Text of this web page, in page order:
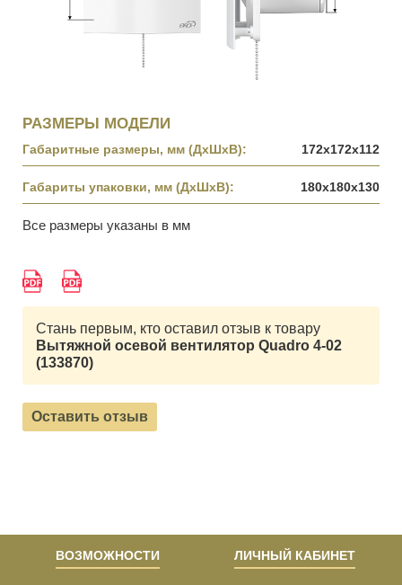
РАЗМЕРЫ МОДЕЛИ
Габаритные размеры, мм (ДхШхВ): 172х172х112
Габариты упаковки, мм (ДхШхВ): 180х180х130
Все размеры указаны в мм
Стань первым, кто оставил отзыв к товару
Вытяжной осевой вентилятор Quadro 4-02
(133870)
Оставить отзыв
ВОЗМОЖНОСТИ ЛИЧНЫЙ КАБИНЕТ